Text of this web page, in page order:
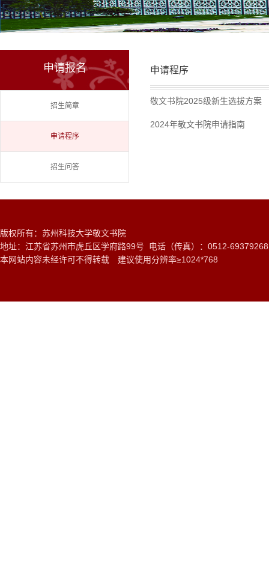
申请报名
招生简章
申请程序
招生问答
申请程序
敬文书院2025级新生选拔方案
2024年敬文书院申请指南
版权所有：苏州科技大学敬文书院
地址：江苏省苏州市虎丘区学府路99号 电话（传真）：0512-
本网站内容未经许可不得转载 建议使用分辨率≥1024*768